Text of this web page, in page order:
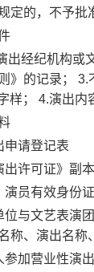
定的，不予批
出经纪机构或
》的记录； 3.
字样； 4.演出
申请登记表
出许可证》副
演员有效身份
位与文艺表演
称、演出名称
参加营业性演